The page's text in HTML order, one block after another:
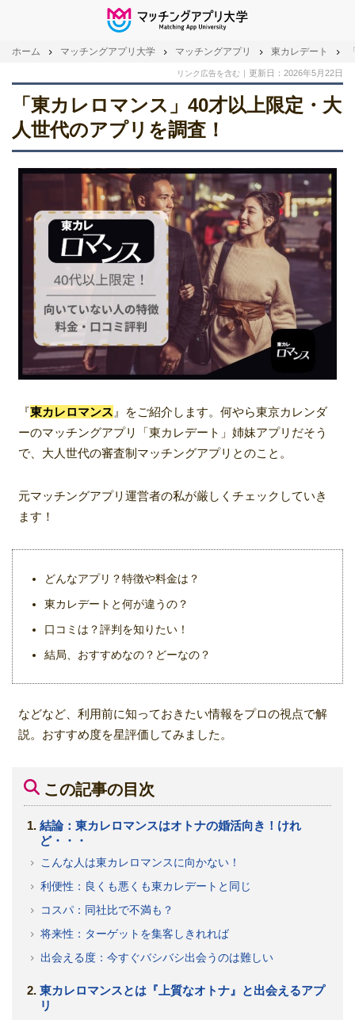
ホーム マッチングアプリ大学 マッチングアプリ 東カレデート
リンク広告を含む 更新日：2026年5月22日
「東カレロマンス」40才以上限定・大
人世代のアプリを調査！
『東カレロマンス』をご紹介します。何やら東京カレンダ
ーのマッチングアプリ「東カレデート」姉妹アプリだそう
で、大人世代の審査制マッチングアプリとのこと。
元マッチングアプリ運営者の私が厳しくチェックしていき
ます！
どんなアプリ？特徴や料金は？
東カレデートと何が違うの？
口コミは？評判を知りたい！
結局、おすすめなの？どーなの？
などなど、利用前に知っておきたい情報をプロの視点で解
説。おすすめ度を星評価してみました。
この記事の目次
結論：東カレロマンスはオトナの婚活向き！けれ
ど・・・
こんな人は東カレロマンスに向かない！
利便性：良くも悪くも東カレデートと同じ
コスパ：同社比で不満も？
将来性：ターゲットを集客しきれれば
出会える度：今すぐバシバシ出会うのは難しい
東カレロマンスとは『上質なオトナ』と出会えるアプ
リ